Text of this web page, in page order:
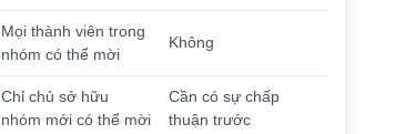
Mọi thành viên trong
nhóm có thể mời
Không
Chỉ chủ sở hữu
nhóm mới có thể mời
Cần có sự chấp
thuận trước